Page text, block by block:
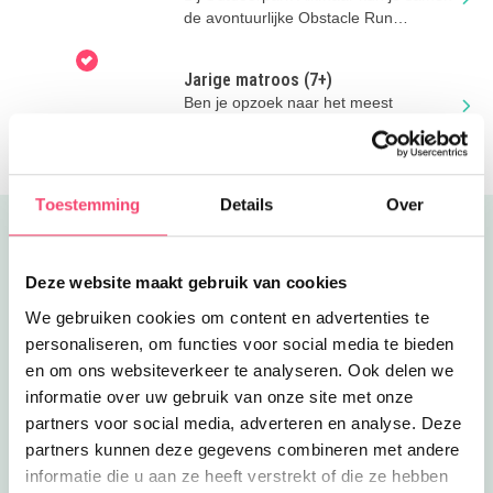
Toestemming Details Over
Deze website maakt gebruik van cookies
We gebruiken cookies om content en advertenties te
personaliseren, om functies voor social media te bieden
en om ons websiteverkeer te analyseren. Ook delen we
informatie over uw gebruik van onze site met onze
partners voor social media, adverteren en analyse. Deze
partners kunnen deze gegevens combineren met andere
informatie die u aan ze heeft verstrekt of die ze hebben
de avontuurlijke Obstacle Run
Jarige matroos (7+)
Ben je opzoek naar het meest
Uitgelicht